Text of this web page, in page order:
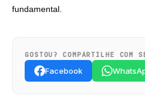
fundamental.
GOSTOU? COMPARTILHE COM
Facebook